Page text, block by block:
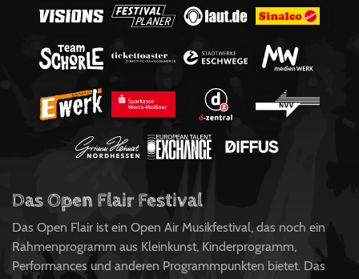
Das Open Flair Festival
Das Open Flair ist ein Open Air Musikfestival, das noch ein
Rahmenprogramm aus Kleinkunst, Kinderprogramm,
Performances und anderen Programmpunkten bietet. Das